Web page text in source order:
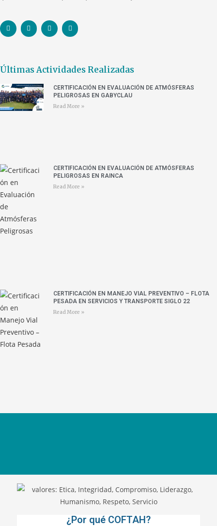
Últimas Actividades Realizadas
CERTIFICACIÓN EN EVALUACIÓN DE ATMÓSFERAS
PELIGROSAS EN GABYCLAU
Read More »
CERTIFICACIÓN EN EVALUACIÓN DE ATMÓSFERAS
PELIGROSAS EN RAINCA
Read More »
CERTIFICACIÓN EN MANEJO VIAL PREVENTIVO – FLOTA
PESADA EN SERVICIOS Y TRANSPORTE SIGLO 22
Read More »
¿Por qué COFTAH?